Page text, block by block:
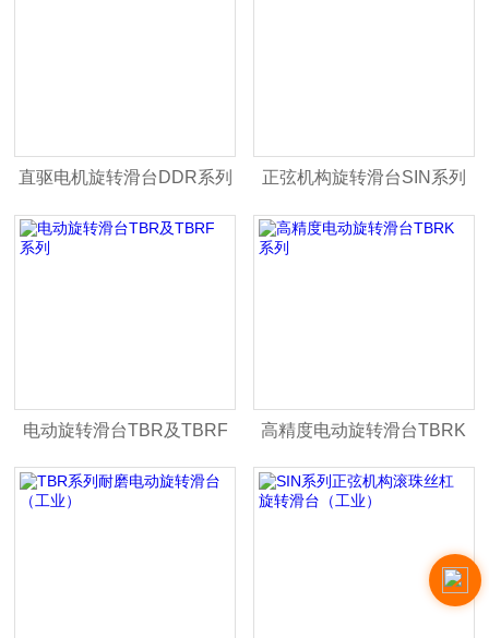
直驱电机旋转滑台DDR系列 正弦机构旋转滑台SIN系列
电动旋转滑台TBR及TBRF
系列
高精度电动旋转滑台TBRK
系列